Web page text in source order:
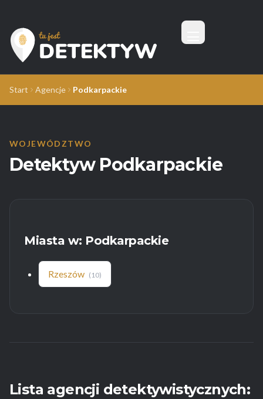
Tu Jest Detektyw
Menu
Start Agencje Podkarpackie
WOJEWÓDZTWO
Detektyw Podkarpackie
Miasta w: Podkarpackie
Rzeszów (10)
Lista agencji detektywistycznych: